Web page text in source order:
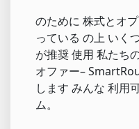
のために 株式とオ
っている の上 いく
が推奨 使用 私たち
オファー–
します みんな 利用
ム。